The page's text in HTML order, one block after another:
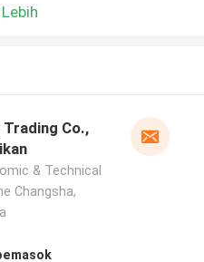
Trading Co.,
& Technical
Changsha,